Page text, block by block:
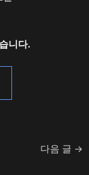
니다.
다음 글 →